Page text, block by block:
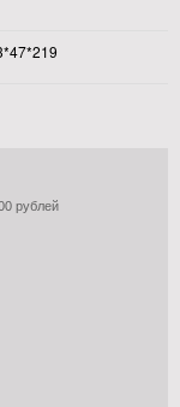
рублей